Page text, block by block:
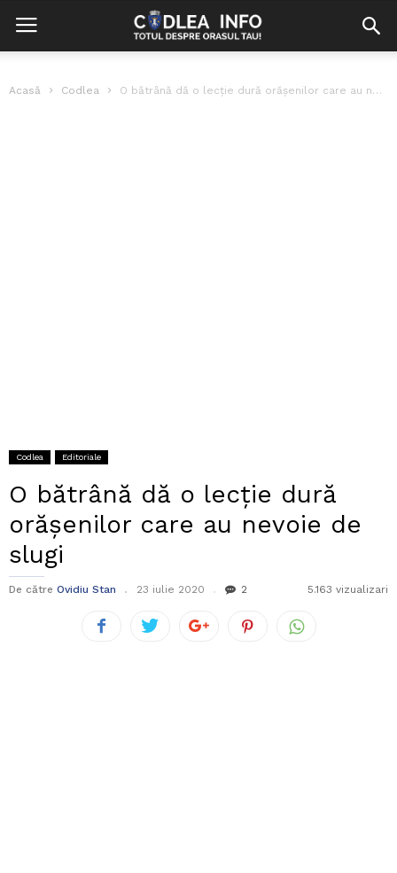
Acasă Codlea O bătrână dă o lecție dură orășenilor care au nevoie de slugi
Codlea Editoriale
O bătrână dă o lecție dură
orășenilor care au nevoie de
slugi
De către Ovidiu Stan 23 iulie 2020 2 5.163 vizualizari